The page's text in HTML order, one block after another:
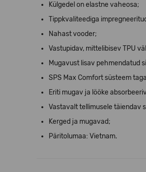
Külgedel on elastne vaheosa;
Tippkvaliteediga
Nahast vooder;
Vastupidav, mittelibisev TPU
Mugavust lisav pehmendatud
SPS Max Comfort süsteem
Eriti mugav ja lööke
Vastavalt tellimusele täiendav
Kerged ja mugavad;
Päritolumaa: Vietnam.